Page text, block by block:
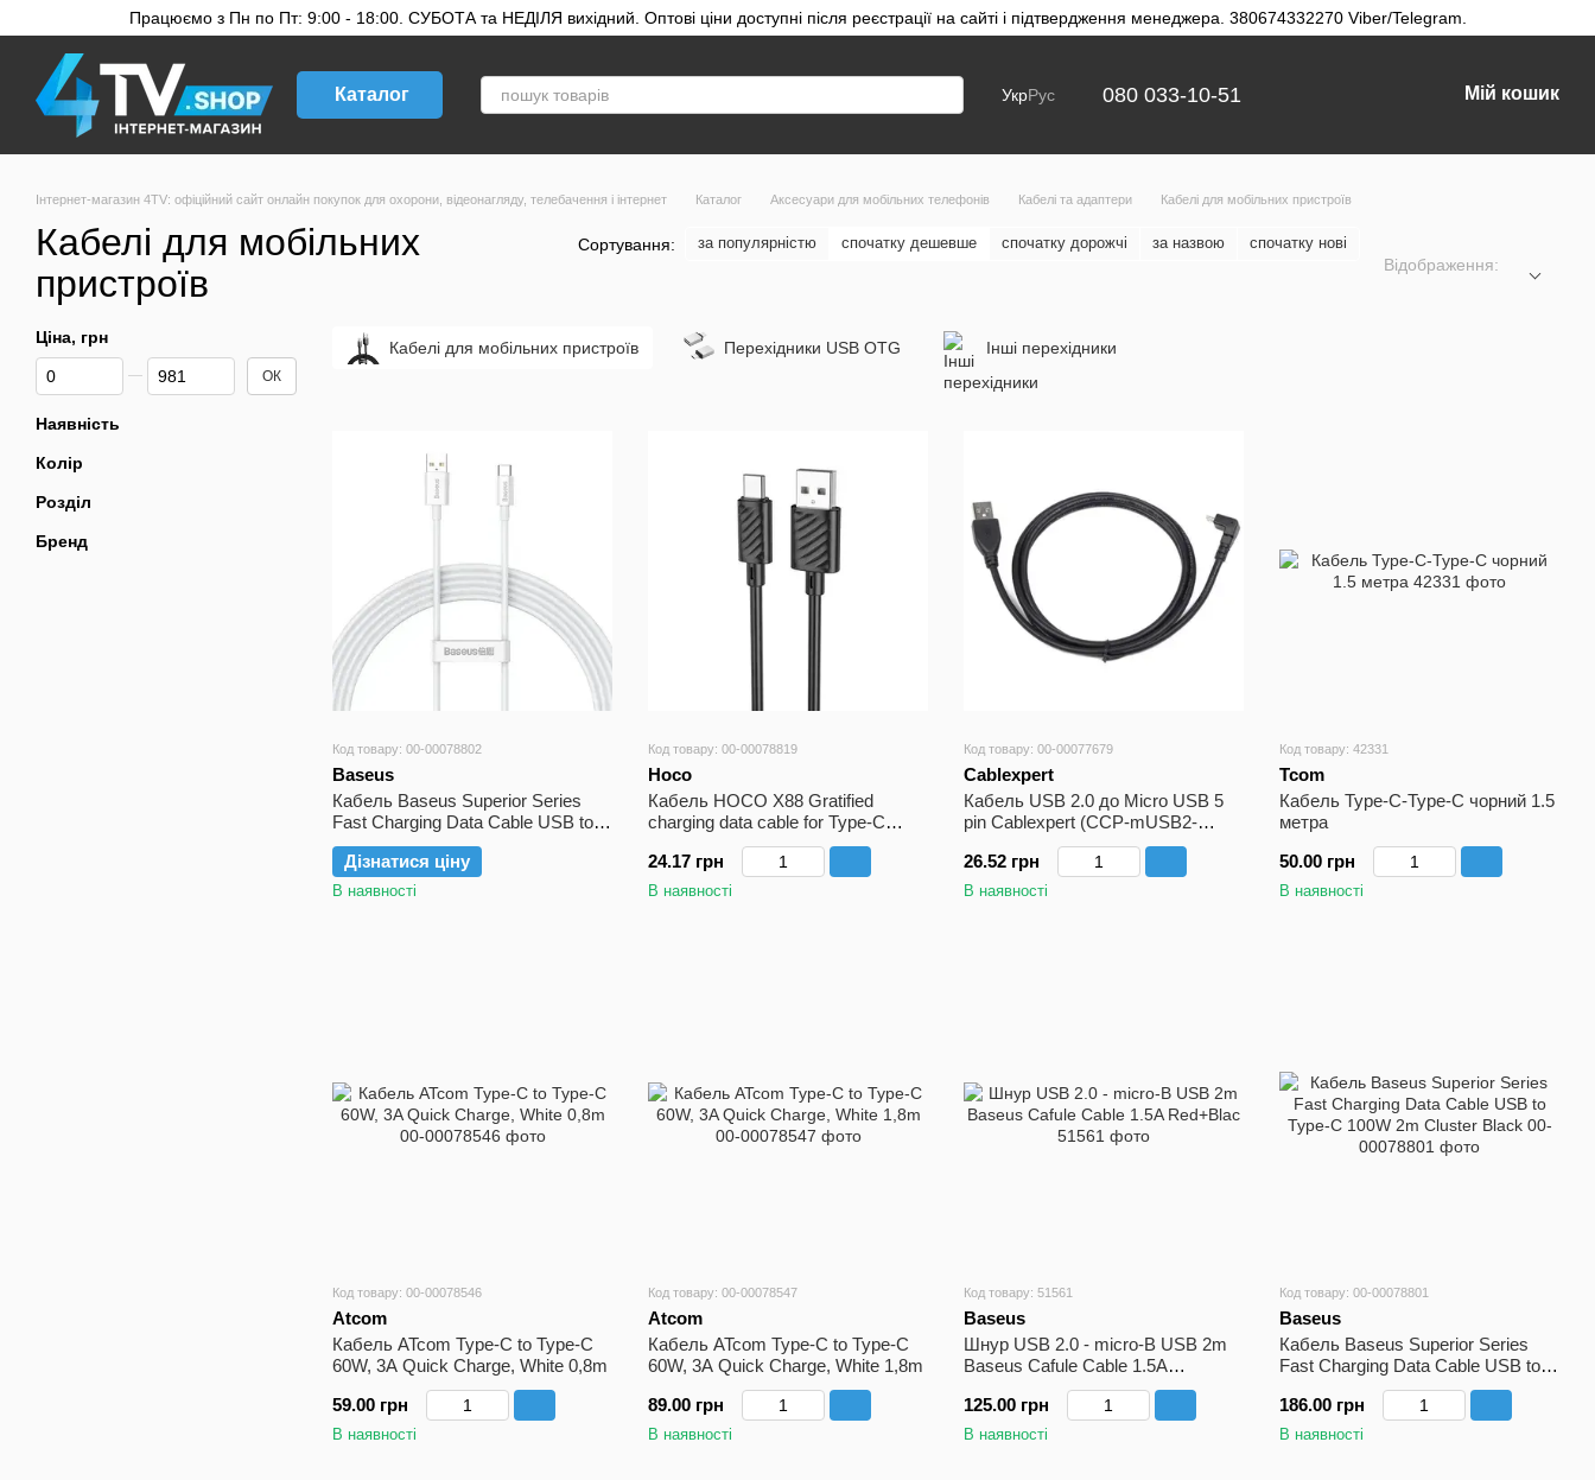
Перейти до основного контенту
Працюємо з Пн по Пт: 9:00 - 18:00. СУБОТА та НЕДІЛЯ вихідний. Оптові ціни доступні після реєстрації на сайті і підтвердження менеджера. 380674332270 Viber/Telegram.
Каталог УкрРус 080 033-10-51 Мій кошик
Інтернет-магазин 4TV: офіційний сайт онлайн покупок для охорони, відеонагляду, телебачення і інтернет Каталог Аксесуари для мобільних телефонів Кабелі та адаптери Кабелі для мобільних пристроїв
Кабелі для мобільних
пристроїв
Сортування: за популярністю спочатку дешевше спочатку дорожчі за назвою спочатку нові
Відображення:
Кабелі для мобільних пристроїв Перехідники USB OTG Інші перехідники
Код товару: 00-00078802
Baseus
Кабель Baseus Superior Series
Fast Charging Data Cable USB to
Type-C 100W 2m Moon White
Дізнатися ціну
В наявності
Код товару: 00-00078819
Hoco
Кабель HOCO X88 Gratified
charging data cable for Type-C
24.17 грн
В наявності
Код товару: 00-00077679
Cablexpert
Кабель USB 2.0 до Micro USB 5
pin Cablexpert (CCP-mUSB2-
AMBM90-6) 1,8m
26.52 грн
В наявності
Код товару: 42331
Tcom
Кабель Type-C-Type-C чорний 1.5
метра
50.00 грн
В наявності
Код товару: 00-00078546
Atcom
Кабель ATcom Type-C to Type-C
60W, 3A Quick Charge, White 0,8m
59.00 грн
В наявності
Код товару: 00-00078547
Atcom
Кабель ATcom Type-C to Type-C
60W, 3A Quick Charge, White 1,8m
89.00 грн
В наявності
Код товару: 51561
Baseus
Шнур USB 2.0 - micro-B USB 2m
Baseus Cafule Cable 1.5A
125.00 грн
В наявності
Код товару: 00-00078801
Baseus
Кабель Baseus Superior Series
Fast Charging Data Cable USB to
Type-C 100W 2m Cluster Black
186.00 грн
В наявності
Ціна, грн
Від Ціна, грн
До Ціна, грн ОК
Наявність
Колір
Розділ
Бренд